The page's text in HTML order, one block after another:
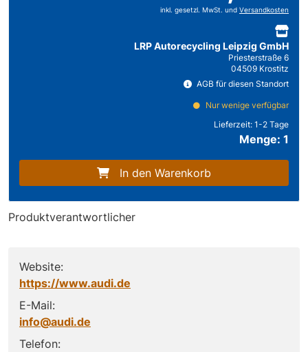
inkl. gesetzl. MwSt. und Versandkosten
LRP Autorecycling Leipzig GmbH
Priesterstraße 6
04509 Krostitz
AGB für diesen Standort
Nur wenige verfügbar
Lieferzeit: 1-2 Tage
Menge: 1
In den Warenkorb
Produktverantwortlicher
Website:
https://www.audi.de
E-Mail:
info@audi.de
Telefon: